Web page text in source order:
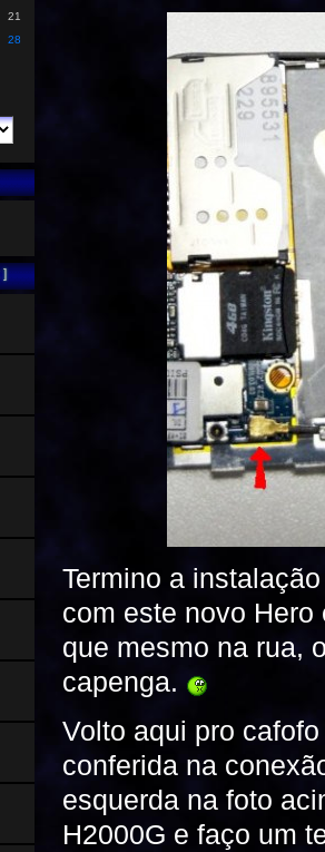
Termino a
com este novo
que mesmo na rua,
capenga.
Volto aqui pro
conferida na
esquerda na foto
H2000G e faço um
21
28